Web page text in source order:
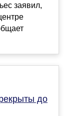
заявил,
до